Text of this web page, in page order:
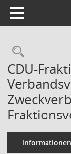
Toggle navigation
CDU-
Informationen